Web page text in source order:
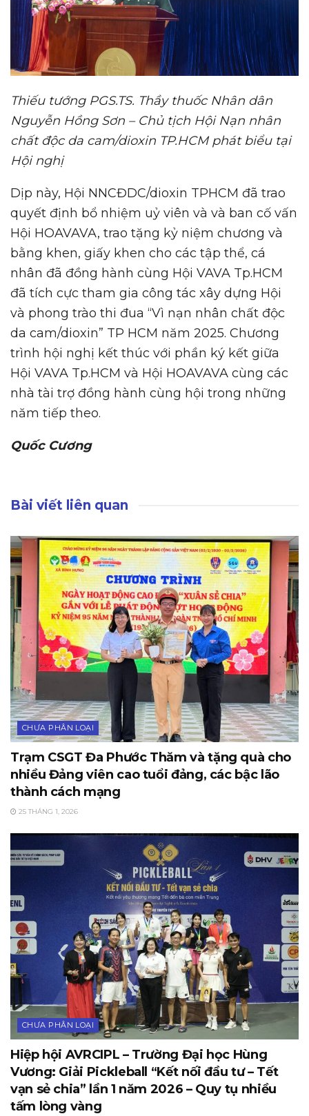
Thiếu tướng PGS.TS. Thầy thuốc Nhân dân
Nguyễn Hồng Sơn – Chủ tịch Hội Nạn nhân
chất độc da cam/dioxin TP.HCM phát biểu tại
Hội nghị
Dịp này, Hội NNCĐDC/dioxin TPHCM đã trao
quyết định bổ nhiệm uỷ viên và và ban cố vấn
Hội HOAVAVA, trao tặng kỷ niệm chương và
bằng khen, giấy khen cho các tập thể, cá
nhân đã đồng hành cùng Hội VAVA Tp.HCM
đã tích cực tham gia công tác xây dựng Hội
và phong trào thi đua “Vì nạn nhân chất độc
da cam/dioxin” TP HCM năm 2025. Chương
trình hội nghị kết thúc với phần ký kết giữa
Hội VAVA Tp.HCM và Hội HOAVAVA cùng các
nhà tài trợ đồng hành cùng hội trong những
năm tiếp theo.
Quốc Cương
Bài viết liên quan
CHƯA PHÂN LOẠI
Trạm CSGT Đa Phước Thăm và tặng quà cho
nhiều Đảng viên cao tuổi đảng, các bậc lão
thành cách mạng
25 THÁNG 1, 2026
CHƯA PHÂN LOẠI
Hiệp hội AVRCIPL – Trường Đại học Hùng
Vương: Giải Pickleball “Kết nối đầu tư – Tết
vạn sẻ chia” lần 1 năm 2026 – Quy tụ nhiều
tấm lòng vàng